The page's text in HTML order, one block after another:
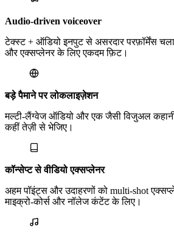
Audio-driven voiceover
टेक्स्ट + ऑडियो इनपुट से असरदार परफ़ॉर्मेंस
और एक्सप्लेनर के लिए एकदम फ़िट।
बड़े पैमाने पर लोकलाइज़ेशन
मल्टी-लैंग्वेज ऑडियो और एक जैसी विजुअल
कहीं तेज़ी से भेजिए।
कॉन्सेप्ट से वीडियो एक्सप्लेनर
अहम पॉइंट्स और उदाहरणों को multi-shot
माइक्रो-कोर्स और नॉलेज कंटेंट के लिए।